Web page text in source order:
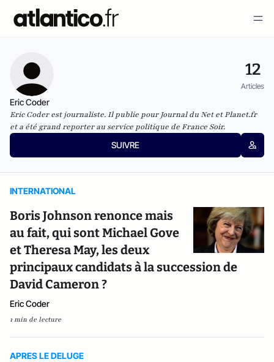
12
Articles
Eric Coder
Eric Coder est journaliste. Il publie pour Journal du Net et Planet.fr
et a été grand reporter au service politique deFrance Soir.
SUIVRE
INTERNATIONAL
Boris Johnson renonce mais
au fait, qui sont Michael Gove
et Theresa May, les deux
principaux candidats à la succession de
David Cameron ?
Eric Coder
1 min de lecture
APRES LE DELUGE